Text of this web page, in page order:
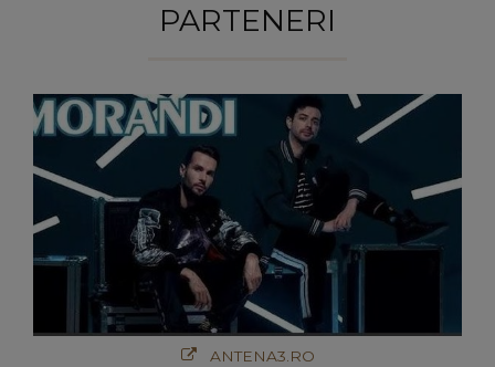
PARTENERI
ANTENA3.RO